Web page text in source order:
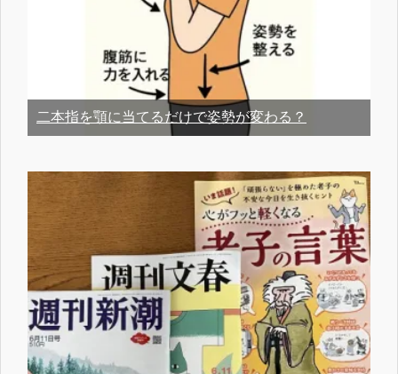
二本指を顎に当てるだけで姿勢が変わる？